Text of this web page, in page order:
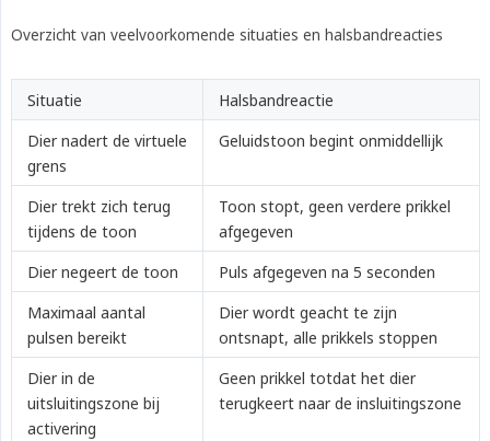
Overzicht van veelvoorkomende situaties en halsbandreacties
Situatie
Halsbandreactie
Dier nadert de virtuele
grens
Geluidstoon begint onmiddellijk
Dier trekt zich terug
tijdens de toon
Toon stopt, geen verdere prikkel
afgegeven
Dier negeert de toon
Puls afgegeven na 5 seconden
Maximaal aantal
pulsen bereikt
Dier wordt geacht te zijn
ontsnapt, alle prikkels stoppen
Dier in de
uitsluitingszone bij
activering
Geen prikkel totdat het dier
terugkeert naar de insluitingszone